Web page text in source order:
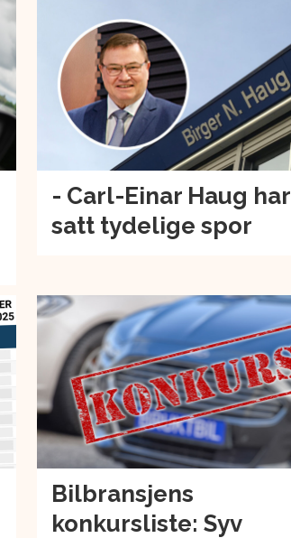
- Carl-Einar Haug har
satt tydelige spor
Bilbransjens
konkursliste: Syv